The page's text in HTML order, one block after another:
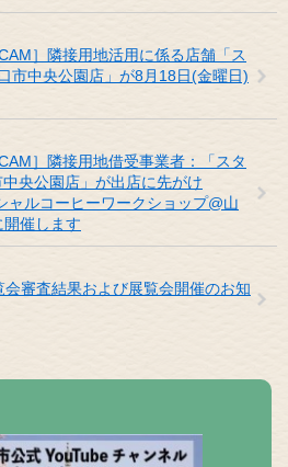
］隣接用地活用に係る店舗「ス
市中央公園店」が8月18日(金曜日)
］隣接用地借受事業者：「スタ
央公園店」が出店に先がけ
ャルコーヒーワークショップ@山
開催します
審査結果および展覧会開催のお知